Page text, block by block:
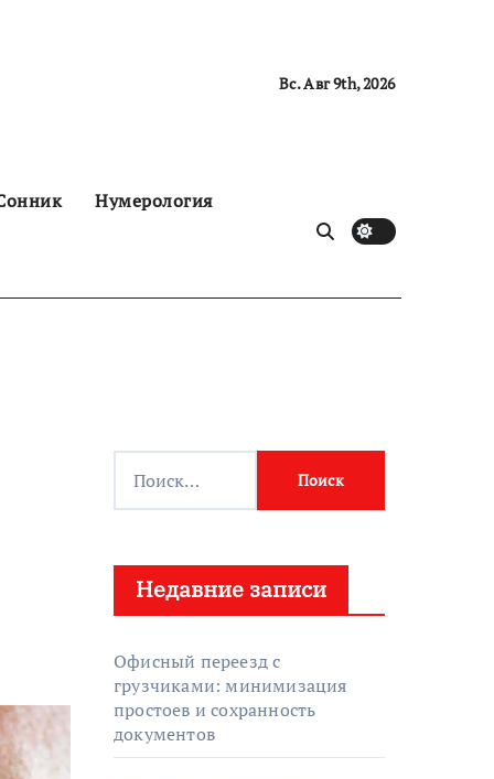
Вс. Авг 9th, 2026
Нумерология
:
Недавние записи
Офисный переезд с
грузчиками: минимизация
простоев и сохранность
документов